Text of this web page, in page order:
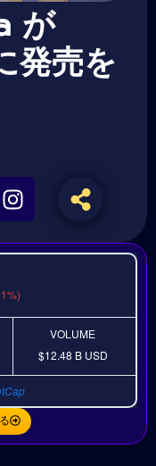
が
発売を
VOLUME
$12.48 B USD